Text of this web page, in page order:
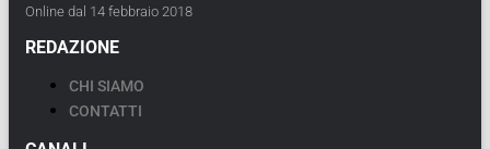
Online dal 14 febbraio 2018
REDAZIONE
CHI SIAMO
CONTATTI